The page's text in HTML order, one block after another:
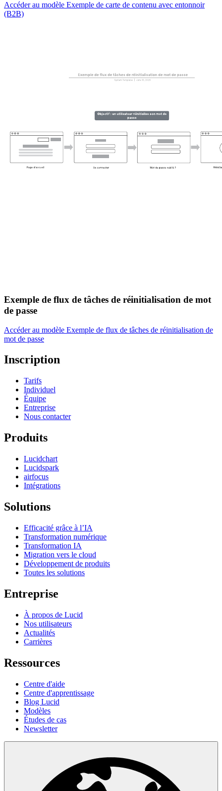
Accéder au modèle Exemple de carte de contenu avec entonnoir
(B2B)
Exemple de flux de tâches de réinitialisation de mot
de passe
Accéder au modèle Exemple de flux de tâches de réinitialisation de
mot de passe
Inscription
Tarifs
Individuel
Équipe
Entreprise
Nous contacter
Produits
Lucidchart
Lucidspark
airfocus
Intégrations
Solutions
Efficacité grâce à l’IA
Transformation numérique
Transformation IA
Migration vers le cloud
Développement de produits
Toutes les solutions
Entreprise
À propos de Lucid
Nos utilisateurs
Actualités
Carrières
Ressources
Centre d'aide
Centre d'apprentissage
Blog Lucid
Modèles
Études de cas
Newsletter